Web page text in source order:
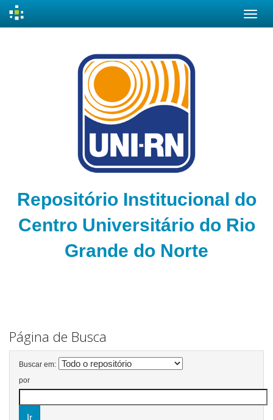
Repositório Institucional do
Centro Universitário do Rio
Grande do Norte
Página de Busca
Buscar em:
por